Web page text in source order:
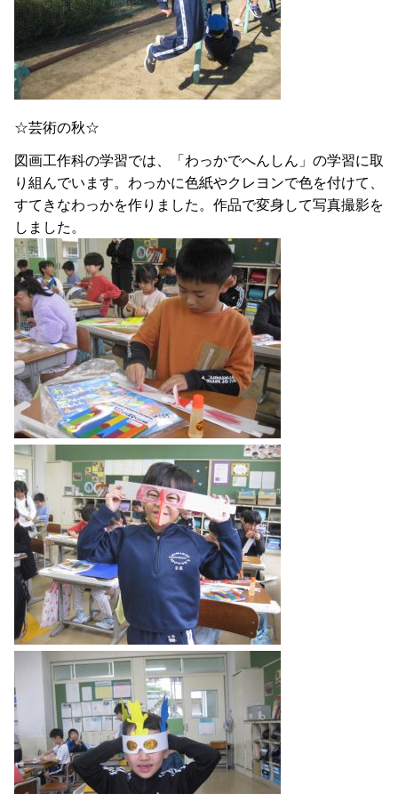
☆芸術の秋☆
図画工作科の学習では、「わっかでへんしん」の学習に取
り組んでいます。わっかに色紙やクレヨンで色を付けて、
すてきなわっかを作りました。作品で変身して写真撮影を
しました。